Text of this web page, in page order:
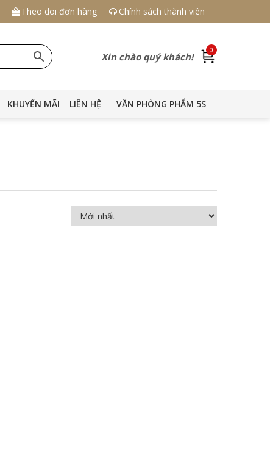
Theo dõi đơn hàng Chính sách thành viên
Xin chào quý khách!
0
KHUYẾN MÃI LIÊN HỆ VĂN PHÒNG PHẨM 5S